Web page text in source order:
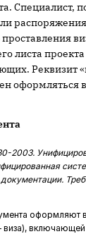
Специалист,
листа
Реквизит
­оформляться
2003.
оформляют
виза),